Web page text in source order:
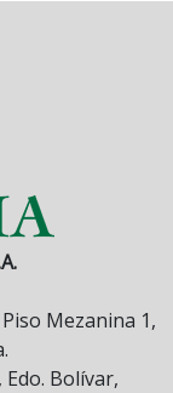
Mezanina 1,
Bolívar,